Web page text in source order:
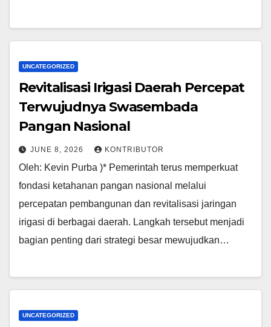
UNCATEGORIZED
Revitalisasi Irigasi Daerah Percepat
Terwujudnya Swasembada
Pangan Nasional
JUNE 8, 2026 KONTRIBUTOR
Oleh: Kevin Purba )* Pemerintah terus memperkuat
fondasi ketahanan pangan nasional melalui
percepatan pembangunan dan revitalisasi jaringan
irigasi di berbagai daerah. Langkah tersebut menjadi
bagian penting dari strategi besar mewujudkan…
UNCATEGORIZED